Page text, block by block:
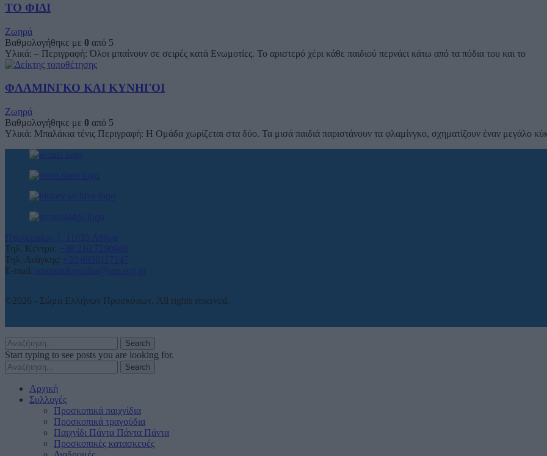
ΤΟ ΦΙΔΙ
Ζωηρά
Βαθμολογήθηκε με 0 από 5
Υλικά: – Περιγραφή: Όλοι μπαίνουν σε σειρές κατά Ενωμοτίες. Το αριστερό χέρι κάθε παιδιού περνάει κάτω από τα πόδια του και το
ΦΛΑΜΙΝΓΚΟ ΚΑΙ ΚΥΝΗΓΟΙ
Ζωηρά
Βαθμολογήθηκε με 0 από 5
Υλικά: Μπαλάκια τένις Περιγραφή: Η Ομάδα χωρίζεται στα δύο. Τα μισά παιδιά παριστάνουν τα φλαμίνγκο, σχηματίζουν έναν μεγάλο
Πτολεμαίων 1, 11635 Αθήνα
Τηλ. Κέντρο:
+30 210.7290046
Τηλ. Ανάγκης:
+30 6936117147
E-mail:
ntsesmelopoulos@sep.org.gr
©2026 - Σώμα Ελλήνων Προσκόπων. All rights reserved.
Search
Start typing to see posts you are looking for.
Search
Αρχική
Συλλογές
Προσκοπικά παιχνίδια
Προσκοπικά τραγούδια
Παιχνίδι Πάντα Πάντα Πάντα
Προσκοπικές κατασκευές